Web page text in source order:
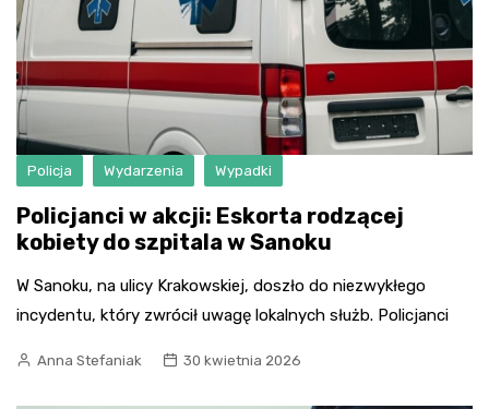
Policja Wydarzenia Wypadki
Policjanci w akcji: Eskorta rodzącej
kobiety do szpitala w Sanoku
W Sanoku, na ulicy Krakowskiej, doszło do niezwykłego
incydentu, który zwrócił uwagę lokalnych służb. Policjanci
Anna Stefaniak 30 kwietnia 2026